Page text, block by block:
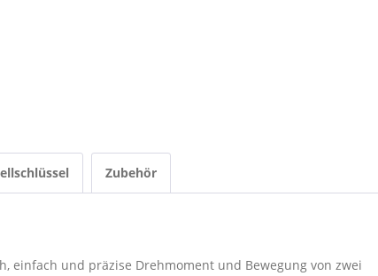
Zubehör
einfach und präzise Drehmoment und Bewegung von zwei